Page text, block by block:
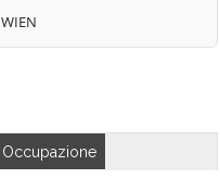
WIEN
Occupazione